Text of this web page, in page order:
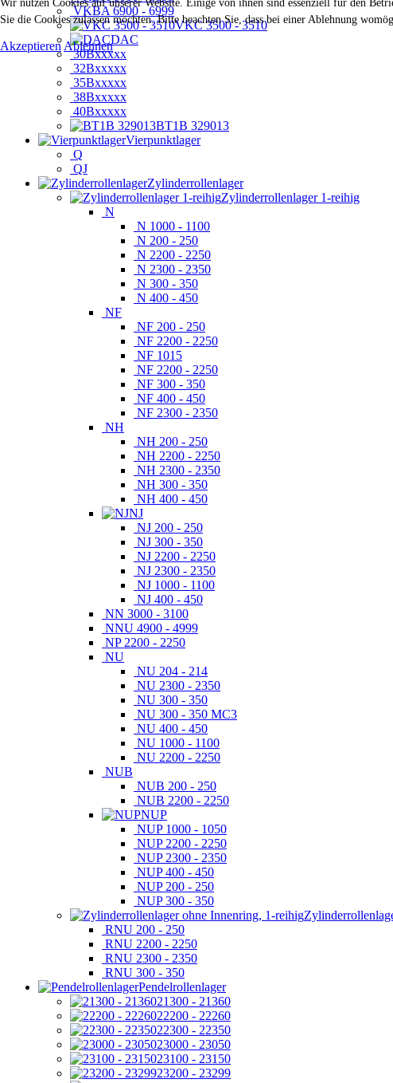
VKBA 6900 - 6999
VKC 3500 - 3510
DAC
30Bxxxxx
32Bxxxxx
35Bxxxxx
38Bxxxxx
40Bxxxxx
BT1B 329013
Vierpunktlager
Q
QJ
Zylinderrollenlager
Zylinderrollenlager 1-reihig
N
N 1000 - 1100
N 200 - 250
N 2200 - 2250
N 2300 - 2350
N 300 - 350
N 400 - 450
NF
NF 200 - 250
NF 2200 - 2250
NF 1015
NF 2200 - 2250
NF 300 - 350
NF 400 - 450
NF 2300 - 2350
NH
NH 200 - 250
NH 2200 - 2250
NH 2300 - 2350
NH 300 - 350
NH 400 - 450
NJ
NJ 200 - 250
NJ 300 - 350
NJ 2200 - 2250
NJ 2300 - 2350
NJ 1000 - 1100
NJ 400 - 450
NN 3000 - 3100
NNU 4900 - 4999
NP 2200 - 2250
NU
NU 204 - 214
NU 2300 - 2350
NU 300 - 350
NU 300 - 350 MC3
NU 400 - 450
NU 1000 - 1100
NU 2200 - 2250
NUB
NUB 200 - 250
NUB 2200 - 2250
NUP
NUP 1000 - 1050
NUP 2200 - 2250
NUP 2300 - 2350
NUP 400 - 450
NUP 200 - 250
NUP 300 - 350
RNU 200 - 250
RNU 2200 - 2250
RNU 2300 - 2350
RNU 300 - 350
Pendelrollenlager
21300 - 21360
22200 - 22260
22300 - 22350
23000 - 23050
23100 - 23150
23200 - 23299
Wir nutzen Cookies auf unserer Website. Einige von ihnen sind essenziell für den
Sie die Cookies zulassen möchten. Bitte beachten Sie, dass bei einer Ablehnung
Akzeptieren Ablehnen